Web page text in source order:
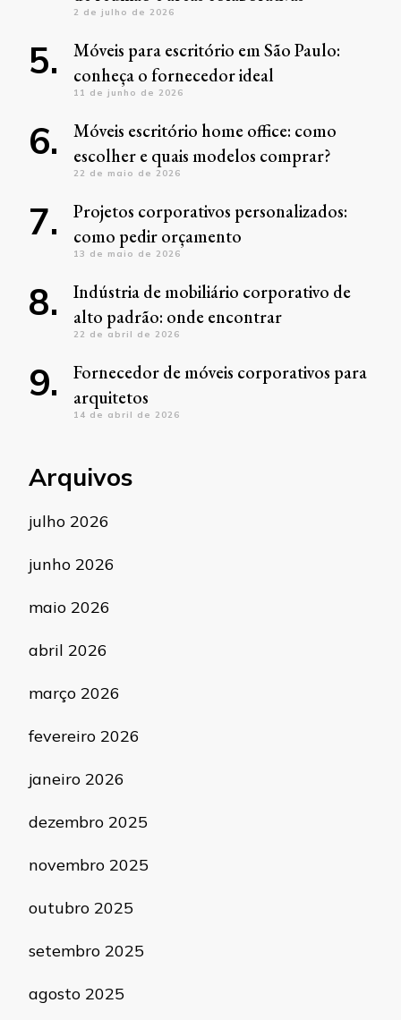
2 de julho de 2026
Móveis para escritório em São Paulo:
conheça o fornecedor ideal
11 de junho de 2026
Móveis escritório home office: como
escolher e quais modelos comprar?
22 de maio de 2026
Projetos corporativos personalizados:
como pedir orçamento
13 de maio de 2026
Indústria de mobiliário corporativo de
alto padrão: onde encontrar
22 de abril de 2026
Fornecedor de móveis corporativos para
arquitetos
14 de abril de 2026
Arquivos
julho 2026
junho 2026
maio 2026
abril 2026
março 2026
fevereiro 2026
janeiro 2026
dezembro 2025
novembro 2025
outubro 2025
setembro 2025
agosto 2025